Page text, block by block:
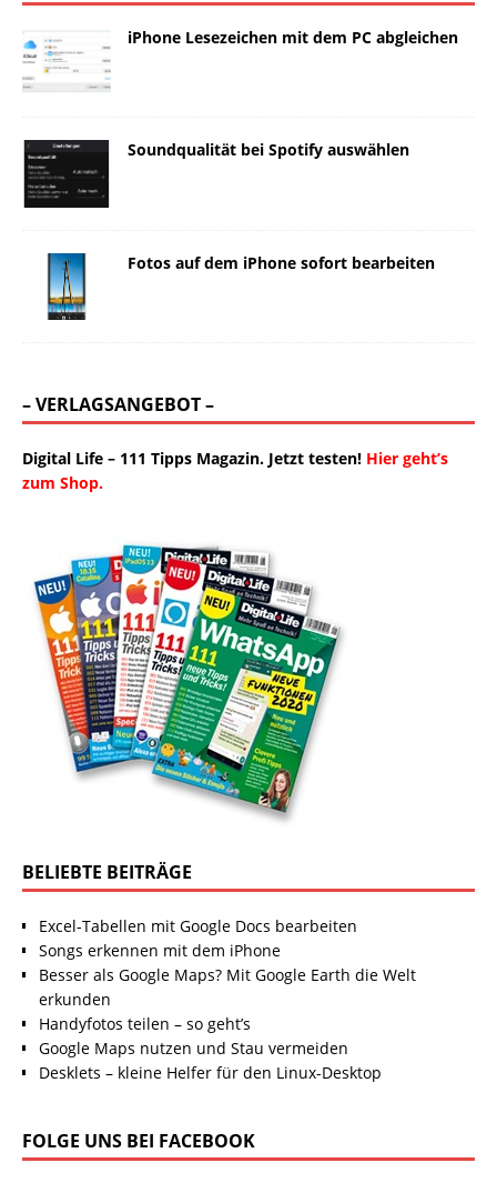
iPhone Lesezeichen mit dem PC abgleichen
Soundqualität bei Spotify auswählen
Fotos auf dem iPhone sofort bearbeiten
– VERLAGSANGEBOT –
Digital Life – 111 Tipps Magazin. Jetzt testen! Hier geht’s
zum Shop.
BELIEBTE BEITRÄGE
Excel-Tabellen mit Google Docs bearbeiten
Songs erkennen mit dem iPhone
Besser als Google Maps? Mit Google Earth die Welt
erkunden
Handyfotos teilen – so geht’s
Google Maps nutzen und Stau vermeiden
Desklets – kleine Helfer für den Linux-Desktop
FOLGE UNS BEI FACEBOOK